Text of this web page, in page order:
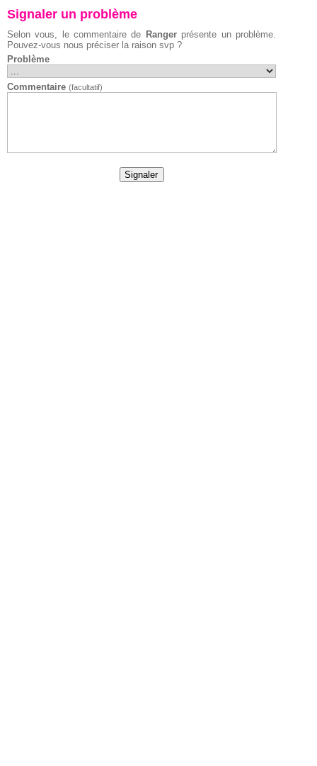
Signaler un problème
Selon vous, le commentaire de Rangerprésente un problème.
Pouvez-vous nous préciser la raison svp ?
Problème
Commentaire (facultatif)